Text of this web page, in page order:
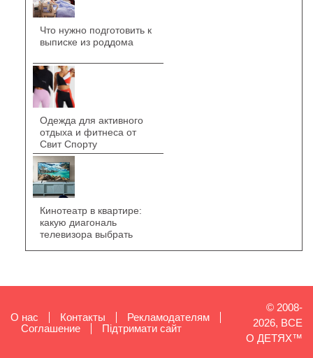
Что нужно подготовить к
выписке из роддома
Одежда для активного
отдыха и фитнеса от
Свит Спорту
Кинотеатр в квартире:
какую диагональ
телевизора выбрать
О нас Контакты
Рекламодателям
Cоглашение
Підтримати сайт
© 2008-
2026, ВСЕ
О ДЕТЯХ™